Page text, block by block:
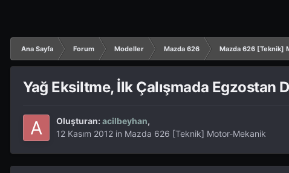
Ana Sayfa Forum Modeller Mazda 626 Mazda 626 [Teknik]
Yağ Eksiltme, İlk Çalışmada Egzostan
Oluşturan:acilbeyhan,
12 Kasım 2012 in Mazda 626 [Teknik] Motor-Mekanik